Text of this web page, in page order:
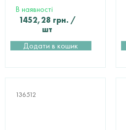
В наявності
1452,28 грн. /
шт
Додати в кошик
136512